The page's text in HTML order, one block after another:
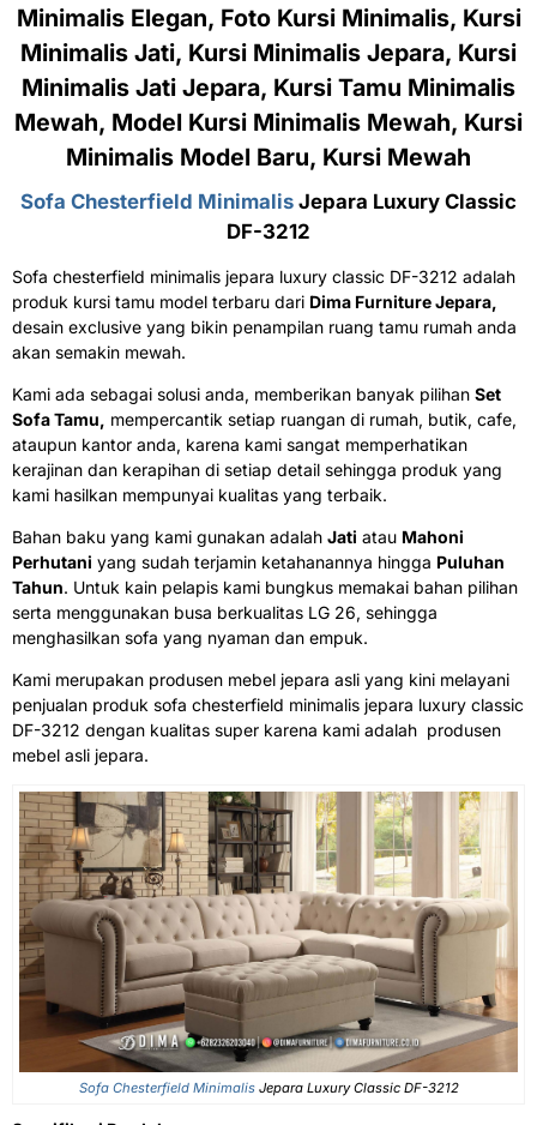
Minimalis Elegan, Foto Kursi Minimalis, Kursi
Minimalis Jati, Kursi Minimalis Jepara, Kursi
Minimalis Jati Jepara, Kursi Tamu Minimalis
Mewah, Model Kursi Minimalis Mewah, Kursi
Minimalis Model Baru, Kursi Mewah
Sofa Chesterfield Minimalis Jepara Luxury Classic
DF-3212
Sofa chesterfield minimalis jepara luxury classic DF-3212 adalah
produk kursi tamu model terbaru dari Dima Furniture Jepara,
desain exclusive yang bikin penampilan ruang tamu rumah anda
akan semakin mewah.
Kami ada sebagai solusi anda, memberikan banyak pilihan Set
Sofa Tamu, mempercantik setiap ruangan di rumah, butik, cafe,
ataupun kantor anda, karena kami sangat memperhatikan
kerajinan dan kerapihan di setiap detail sehingga produk yang
kami hasilkan mempunyai kualitas yang terbaik.
Bahan baku yang kami gunakan adalah Jati atau Mahoni
Perhutani yang sudah terjamin ketahanannya hingga Puluhan
Tahun. Untuk kain pelapis kami bungkus memakai bahan pilihan
serta menggunakan busa berkualitas LG 26, sehingga
menghasilkan sofa yang nyaman dan empuk.
Kami merupakan produsen mebel jepara asli yang kini melayani
penjualan produk sofa chesterfield minimalis jepara luxury classic
DF-3212 dengan kualitas super karena kami adalah produsen
mebel asli jepara.
Sofa Chesterfield MinimalisJepara Luxury Classic DF-3212